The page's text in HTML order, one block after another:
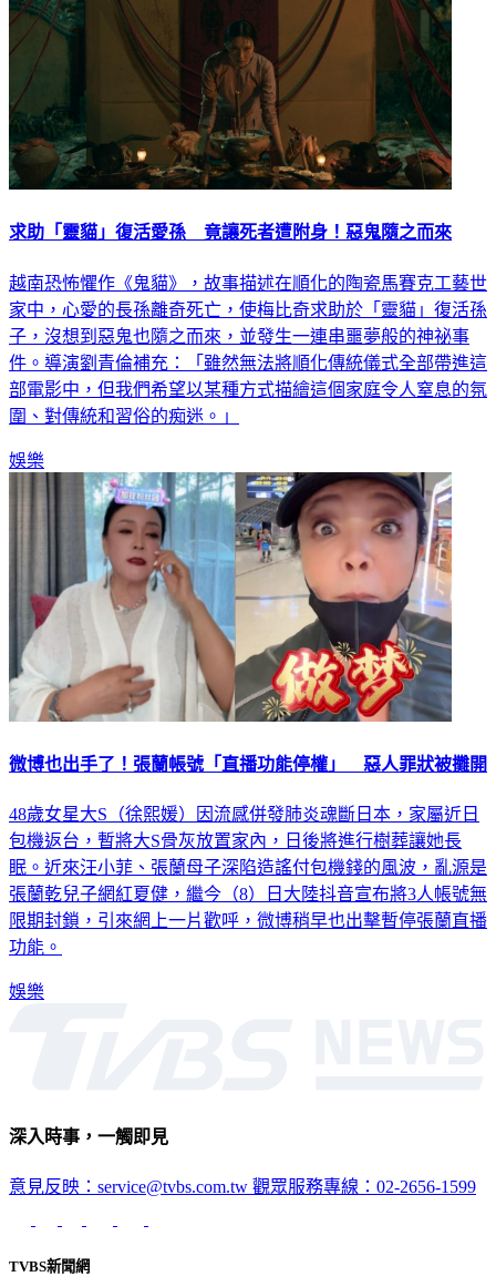
求助「靈貓」復活愛孫 竟讓死者遭附身！惡鬼隨之而來
越南恐怖懼作《鬼貓》，故事描述在順化的陶瓷馬賽克工藝世
家中，心愛的長孫離奇死亡，使梅比奇求助於「靈貓」復活孫
子，沒想到惡鬼也隨之而來，並發生一連串噩夢般的神祕事
件。導演劉青倫補充：「雖然無法將順化傳統儀式全部帶進這
部電影中，但我們希望以某種方式描繪這個家庭令人窒息的氛
圍、對傳統和習俗的痴迷。」
娛樂
微博也出手了！張蘭帳號「直播功能停權」 惡人罪狀被攤開
48歲女星大S（徐熙媛）因流感併發肺炎魂斷日本，家屬近日
包機返台，暫將大S骨灰放置家內，日後將進行樹葬讓她長
眠。近來汪小菲、張蘭母子深陷造謠付包機錢的風波，亂源是
張蘭乾兒子網紅夏健，繼今（8）日大陸抖音宣布將3人帳號無
限期封鎖，引來網上一片歡呼，微博稍早也出擊暫停張蘭直播
功能。
娛樂
深入時事，一觸即見
意見反映：service@tvbs.com.tw 觀眾服務專線：02-2656-1599
TVBS新聞網